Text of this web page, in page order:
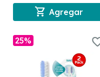
shopping_cart Agregar
25%